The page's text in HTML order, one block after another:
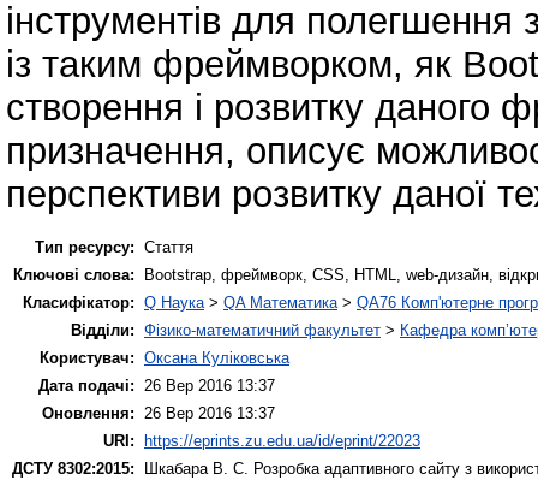
інструментів для
із таким фреймворком, як
створення і розвитку даного
призначення, описує
перспективи розвитку даної
Тип ресурсу: Стаття
Ключові слова:
Bootstrap, фреймворк, CSS, HTML, web-дизайн,
Класифікатор: Q Наука > QA Математика > QA76 Комп'ютерне
Відділи: Фізико-математичний факультет > Кафедра
Користувач: Оксана Куліковська
Дата подачі:
26 Вер 2016 13:37
Оновлення:
26 Вер 2016 13:37
URI: https://eprints.zu.edu.ua/id/eprint/22023
ДСТУ 8302:2015:
Шкабара В. С. Розробка адаптивного сайту з